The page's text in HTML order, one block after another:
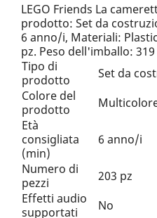
LEGO Friends La
prodotto: Set da
6 anno/i, Materiali:
pz. Peso dell'imballo: 319
Tipo di
prodotto
Set da
Colore del
prodotto
Età
consigliata
(min)
6 anno/i
Numero di
pezzi
203 pz
Effetti audio
supportati
No